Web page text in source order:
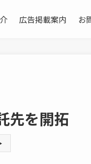
広告掲載案内 お
先を開拓